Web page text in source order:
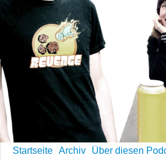
Startseite Archiv Über diesen